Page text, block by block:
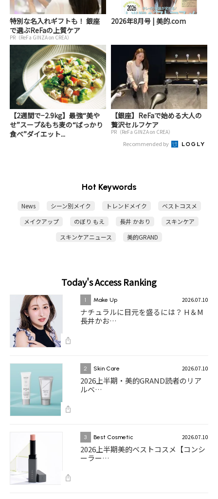
特別な名入れギフトも！ 銀座
で選ぶReFaの上質ケア
PR（ReFa GINZA on CREA）
2026年8月号 | 美的.com
【2週間で−2.9kg】最強“美や
せ”スープ&もち麦の“ばっかり
食べ”ダイエット...
【銀座】ReFaで始める大人の
贅沢セルフケア
PR（ReFa GINZA on CREA）
Recommended by
Hot Keywords
News シーン別メイク トレンドメイク
ベストコスメ
メイクアップ
のぼり もえ 長井 かおり
スキンケア
スキンケアニュース
美的GRAND
Today's Access Ranking
1 Make Up 2026.07.10
ナチュラルに目元を盛るには？ H＆M
長井かお…
2 Skin Care 2026.07.10
2026上半期・美的GRAND読者のリア
ルベ…
3 Best Cosmetic 2026.07.10
2026上半期美的ベストコスメ【コンシ
ーラー…